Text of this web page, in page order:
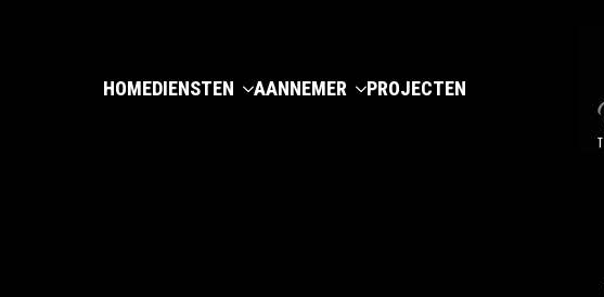
HOMEDIENSTEN AANNEMER PROJECTEN